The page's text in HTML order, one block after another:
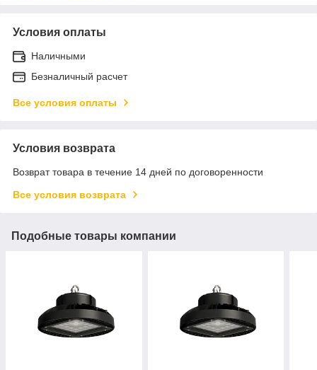
Условия оплаты
Наличными
Безналичный расчет
Все условия оплаты
Условия возврата
Возврат товара в течение 14 дней по договоренности
Все условия возврата
Подобные товары компании